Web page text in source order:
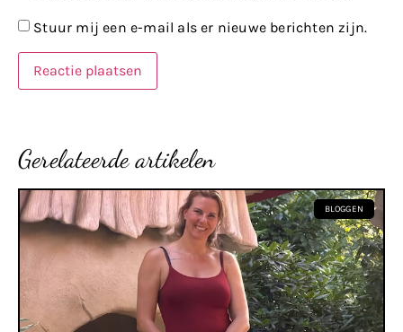
Stuur mij een e-mail als er nieuwe berichten zijn.
Gerelateerde artikelen
BLOGGEN